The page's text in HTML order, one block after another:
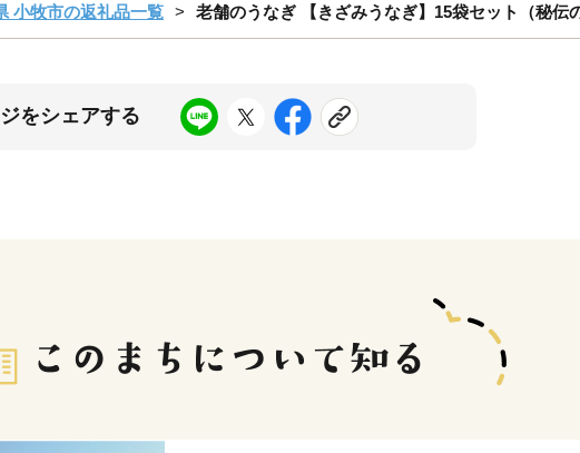
小牧市の返礼品一覧 老舗のうなぎ 【きざみうなぎ】15袋セット（秘伝
をシェアする